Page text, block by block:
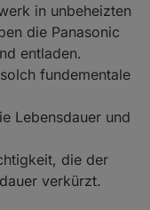
in unbeheizten
die Panasonic
entladen.
fundementale
Lebensdauer und
die der
verkürzt.